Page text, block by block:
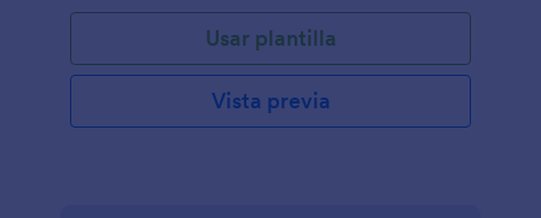
Usar plantilla
Vista previa